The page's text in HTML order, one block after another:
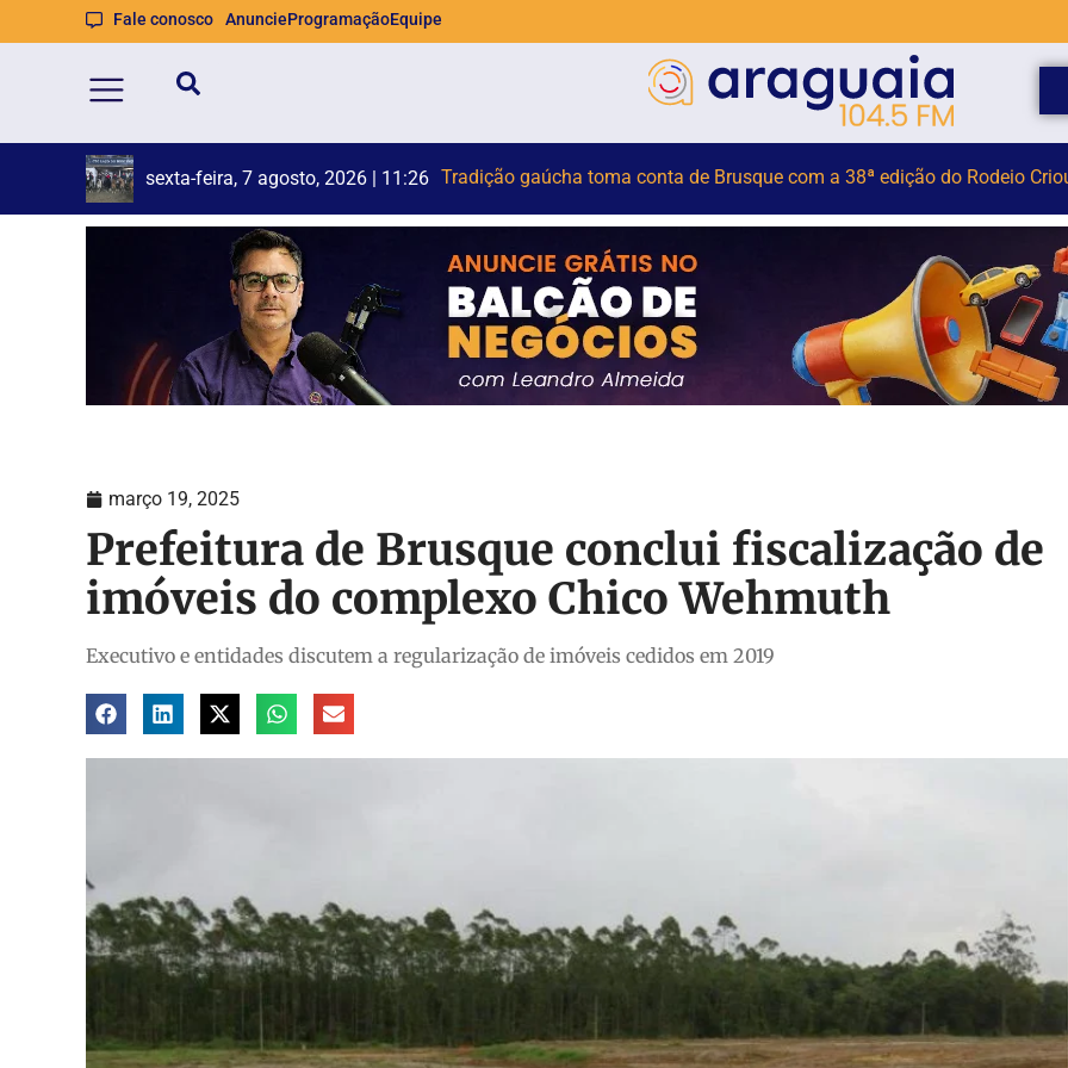
Fale conosco AnuncieProgramaçãoEquipe
sexta-feira, 7 agosto, 2026 | 11:26
sexta-feira, 7 agosto, 2026 | 11:07 Feira L
Carro capota e fica parcialmente submerso em área de mangue na SC-401
março 19, 2025
Prefeitura de Brusque conclui fiscalização de
imóveis do complexo Chico Wehmuth
Executivo e entidades discutem a regularização de imóveis cedidos em 2019